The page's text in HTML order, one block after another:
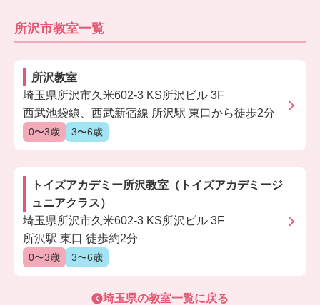
所沢市教室一覧
所沢教室
埼玉県所沢市久米602-3 KS所沢ビル 3F
西武池袋線、西武新宿線 所沢駅 東口から徒歩2分
0〜3歳 3〜6歳
トイズアカデミー所沢教室（トイズアカデミージ
ュニアクラス）
埼玉県所沢市久米602-3 KS所沢ビル 3F
所沢駅 東口 徒歩約2分
0〜3歳 3〜6歳
埼玉県の教室一覧に戻る